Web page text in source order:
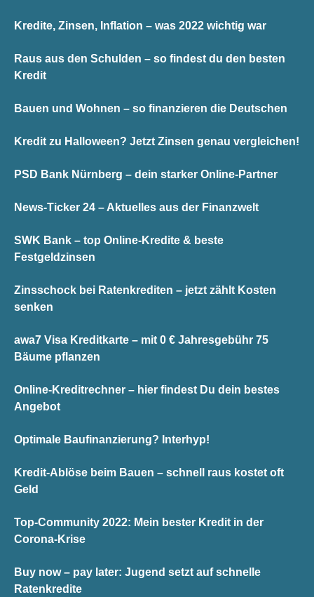
Kredite, Zinsen, Inflation – was 2022 wichtig war
Raus aus den Schulden – so findest du den besten
Kredit
Bauen und Wohnen – so finanzieren die Deutschen
Kredit zu Halloween? Jetzt Zinsen genau vergleichen!
PSD Bank Nürnberg – dein starker Online-Partner
News-Ticker 24 – Aktuelles aus der Finanzwelt
SWK Bank – top Online-Kredite & beste
Festgeldzinsen
Zinsschock bei Ratenkrediten – jetzt zählt Kosten
senken
awa7 Visa Kreditkarte – mit 0 € Jahresgebühr 75
Bäume pflanzen
Online-Kreditrechner – hier findest Du dein bestes
Angebot
Optimale Baufinanzierung? Interhyp!
Kredit-Ablöse beim Bauen – schnell raus kostet oft
Geld
Top-Community 2022: Mein bester Kredit in der
Corona-Krise
Buy now – pay later: Jugend setzt auf schnelle
Ratenkredite